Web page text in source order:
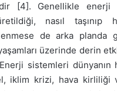
[4]. Genellikle enerji
nasıl taşınıp
de arka planda
üzerinde derin
sistemleri dünyanın
iklim krizi, hava kirliliği